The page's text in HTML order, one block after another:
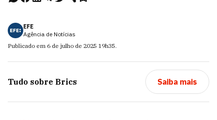
EFE
Agência de Notícias
Publicado em 6 de julho de 2025 19h35.
Tudo sobre Brics Saiba mais